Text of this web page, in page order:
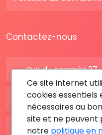
Contactez-nous
Rue du congrès 37
BE: +32 28080227
FR: +33 183642895
Ce site internet
cookies
nécessaires au
site et ne peuvent
notre politique en